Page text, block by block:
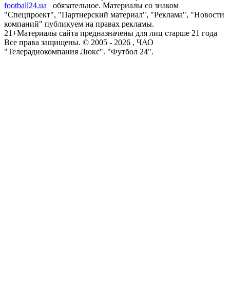
football24.ua
обязательное. Материалы со знаком
"Спецпроект", "Партнерский материал", "Реклама", "Новости
компаний" публикуем на правах рекламы.
21+Материалы сайта предназначены для лиц старше 21 года
Все права защищены. © 2005 - 2026 , ЧАО
"Телерадиокомпания Люкс". "Футбол 24".